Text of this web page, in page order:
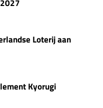
Loterij aan
Kyorugi